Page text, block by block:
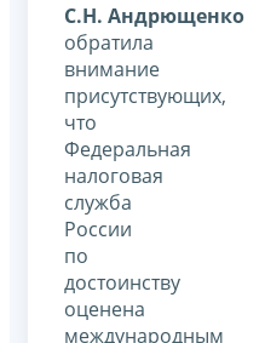
С.Н. Андрющенко
обратила
внимание
присутствующих,
что
Федеральная
налоговая
служба
России
по
достоинству
оценена
международным